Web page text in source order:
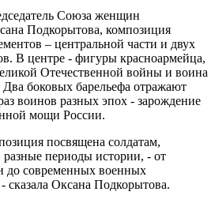
Союза женщин
Подкорытова, композиция
– центральной части и двух
В центре - фигуры красноармейца,
Отечественной войны и воина
боковых барельефа отражают
воинов разных эпох - зарождение
мощи России.
посвящена солдатам,
периоды истории, - от
до современных военных
сказала Оксана Подкорытова.